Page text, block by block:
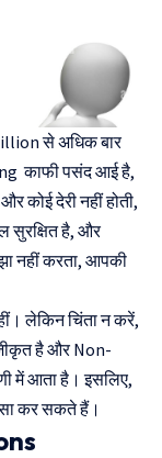
से अधिक बार
काफी पसंद आई है,
कोई देरी नहीं होती,
सुरक्षित है, और
नहीं करता, आपकी
लेकिन चिंता न करें,
है और Non-
में आता है। इसलिए,
कर सकते हैं।